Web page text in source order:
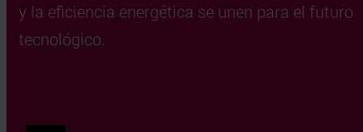
y la eficiencia energética se unen para el futuro
tecnológico.